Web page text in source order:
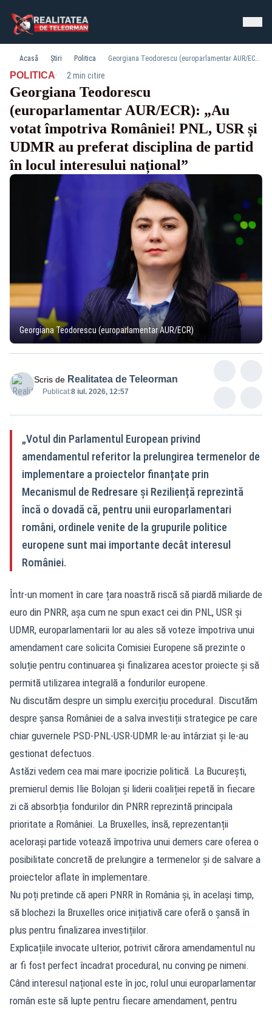
Acasă Știri Politica Georgiana Teodorescu (europarlamentar AUR/ECR): „Au votat împotriva României! PNL, USR și UDMR au preferat disciplina de partid în locul interesului național”
POLITICA· 2 min citire
Georgiana Teodorescu
(europarlamentar AUR/ECR): „Au
votat împotriva României! PNL, USR și
UDMR au preferat disciplina de partid
în locul interesului național”
Georgiana Teodorescu (europarlamentar AUR/ECR)
Scris de Realitatea de Teleorman
Publicat:8 iul. 2026, 12:57
„Votul din Parlamentul European privind
amendamentul referitor la prelungirea termenelor de
implementare a proiectelor finanțate prin
Mecanismul de Redresare și Reziliență reprezintă
încă o dovadă că, pentru unii europarlamentari
români, ordinele venite de la grupurile politice
europene sunt mai importante decât interesul
României.
Într-un moment în care țara noastră riscă să piardă miliarde de
euro din PNRR, așa cum ne spun exact cei din PNL, USR și
UDMR, europarlamentarii lor au ales să voteze împotriva unui
amendament care solicita Comisiei Europene să prezinte o
soluție pentru continuarea și finalizarea acestor proiecte și să
permită utilizarea integrală a fondurilor europene.
Nu discutăm despre un simplu exercițiu procedural. Discutăm
despre șansa României de a salva investiții strategice pe care
chiar guvernele PSD-PNL-USR-UDMR le-au întârziat și le-au
gestionat defectuos.
Astăzi vedem cea mai mare ipocrizie politică. La București,
premierul demis Ilie Bolojan și liderii coaliției repetă în fiecare
zi că absorbția fondurilor din PNRR reprezintă principala
prioritate a României. La Bruxelles, însă, reprezentanții
acelorași partide votează împotriva unui demers care oferea o
posibilitate concretă de prelungire a termenelor și de salvare a
proiectelor aflate în implementare.
Nu poți pretinde că aperi PNRR în România și, în același timp,
să blochezi la Bruxelles orice inițiativă care oferă o șansă în
plus pentru finalizarea investițiilor.
Explicațiile invocate ulterior, potrivit cărora amendamentul nu
ar fi fost perfect încadrat procedural, nu conving pe nimeni.
Când interesul național este în joc, rolul unui europarlamentar
român este să lupte pentru fiecare amendament, pentru